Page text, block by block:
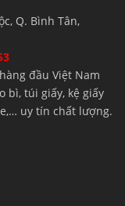
Q. Bình Tân,
đầu Việt Nam
bì, túi giấy, kệ giấy
uy tín chất lượng.